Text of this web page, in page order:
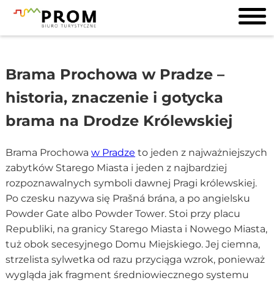
Brama Prochowa w Pradze –
historia, znaczenie i gotycka
brama na Drodze Królewskiej
Brama Prochowa w Pradze to jeden z najważniejszych
zabytków Starego Miasta i jeden z najbardziej
rozpoznawalnych symboli dawnej Pragi królewskiej.
Po czesku nazywa się Prašná brána, a po angielsku
Powder Gate albo Powder Tower. Stoi przy placu
Republiki, na granicy Starego Miasta i Nowego Miasta,
tuż obok secesyjnego Domu Miejskiego. Jej ciemna,
strzelista sylwetka od razu przyciąga wzrok, ponieważ
wygląda jak fragment średniowiecznego systemu